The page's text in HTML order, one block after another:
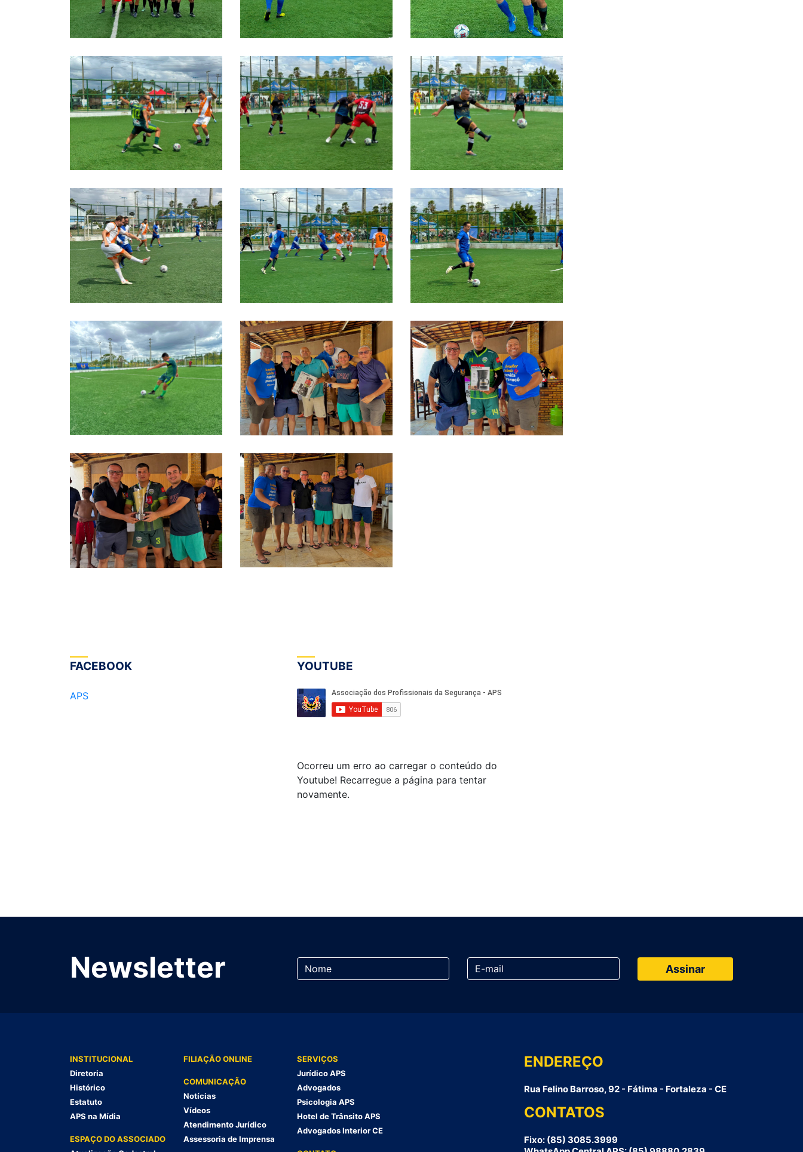
FACEBOOK
APS
YOUTUBE
Ocorreu um erro ao carregar o conteúdo do
Youtube! Recarregue a página para tentar
novamente.
Newsletter
INSTITUCIONAL
Diretoria
Histórico
Estatuto
APS na Mídia
ESPAÇO DO ASSOCIADO
FILIAÇÃO ONLINE
COMUNICAÇÃO
Notícias
Vídeos
Atendimento Jurídico
Assessoria de Imprensa
SERVIÇOS
Jurídico APS
Advogados
Psicologia APS
Hotel de Trânsito APS
Advogados Interior CE
ENDEREÇO
Rua Felino Barroso, 92 - Fátima - Fortaleza - CE
CONTATOS
Fixo: (85) 3085.3999